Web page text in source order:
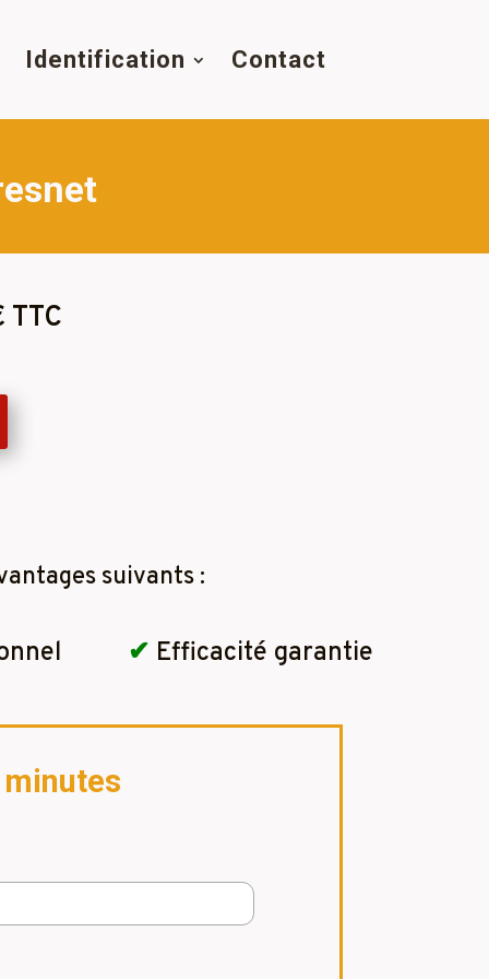
Identification Contact
suivants :
✔ Efficacité garantie